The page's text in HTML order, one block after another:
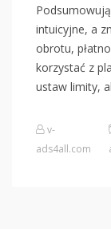
intuicyjne, a
obrotu,
korzystać z
ustaw limity,
v-
ads4all.com